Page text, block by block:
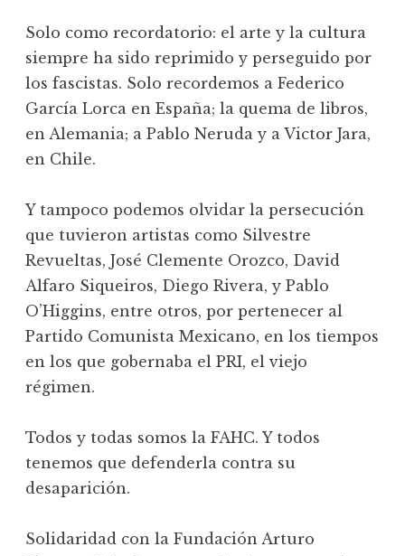
Solo como recordatorio: el arte y la cultura
siempre ha sido reprimido y perseguido por
los fascistas. Solo recordemos a Federico
García Lorca en España; la quema de libros,
en Alemania; a Pablo Neruda y a Victor Jara,
en Chile.
Y tampoco podemos olvidar la persecución
que tuvieron artistas como Silvestre
Revueltas, José Clemente Orozco, David
Alfaro Siqueiros, Diego Rivera, y Pablo
O’Higgins, entre otros, por pertenecer al
Partido Comunista Mexicano, en los tiempos
en los que gobernaba el PRI, el viejo
régimen.
Todos y todas somos la FAHC. Y todos
tenemos que defenderla contra su
desaparición.
Solidaridad con la Fundación Arturo